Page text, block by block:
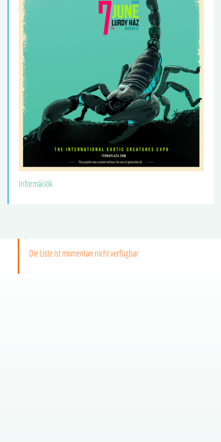
Információk
Die Liste ist momentan nicht verfügbar